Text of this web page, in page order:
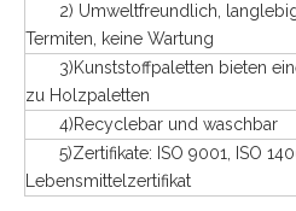
2) Umweltfreundlich,
Termiten, keine Wartung
3)Kunststoffpaletten bieten
zu Holzpaletten
4)Recyclebar und waschbar
5)Zertifikate: ISO 9001, ISO
Lebensmittelzertifikat